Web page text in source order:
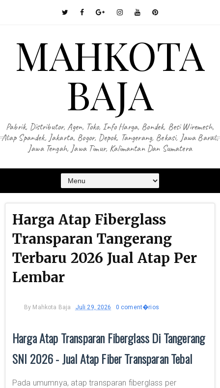
MAHKOTA
BAJA
Pabrik, Distributor, Agen, Toko, Info Harga, Bondek, Besi Wiremesh,
Atap Spandek, Jakarta, Bogor, Depok, Tangerang, Bekasi, Jawa Barat,
Jawa Tengah, Jawa Timur, Kalimantan Dan Sumatera
Harga Atap Fiberglass
Transparan Tangerang
Terbaru 2026 Jual Atap Per
Lembar
By Mahkota Baja Juli 29, 2026 0 coment�rios
Harga Atap Transparan Fiberglass Di Tangerang
SNI 2026 - Jual Atap Fiber Transparan Tebal
Pada umumnya, atap transparan fiberglass per